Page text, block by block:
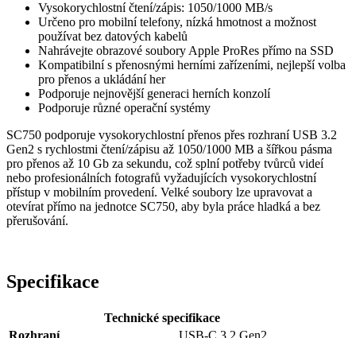
Vysokorychlostní čtení/zápis: 1050/1000 MB/s
Určeno pro mobilní telefony, nízká hmotnost a možnost
používat bez datových kabelů
Nahrávejte obrazové soubory Apple ProRes přímo na SSD
Kompatibilní s přenosnými herními zařízeními, nejlepší volba
pro přenos a ukládání her
Podporuje nejnovější generaci herních konzolí
Podporuje různé operační systémy
SC750 podporuje vysokorychlostní přenos přes rozhraní USB 3.2
Gen2 s rychlostmi čtení/zápisu až 1050/1000 MB a šířkou pásma
pro přenos až 10 Gb za sekundu, což splní potřeby tvůrců videí
nebo profesionálních fotografů vyžadujících vysokorychlostní
přístup v mobilním provedení. Velké soubory lze upravovat a
otevírat přímo na jednotce SC750, aby byla práce hladká a bez
přerušování.
Specifikace
Technické specifikace
Rozhraní
USB-C 3.2 Gen2